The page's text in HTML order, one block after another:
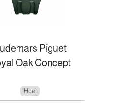
Piguet
Oak Concept
Нові